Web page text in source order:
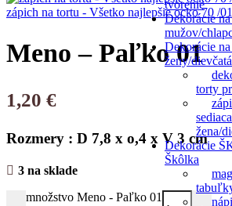
tvorenie
Dekorácie
mužov/
Dekorácie
ženy/dievčatá
torty
sediaca
žena/
Dekorácie
Škôlka
zápich na tortu - Všetko najlepšie ocko 70 /
Meno – Paľko 01
1,20 €
Rozmery : D 7,8 x o,4 x V 3 cm
3 na sklade
množstvo Meno - Paľko 01